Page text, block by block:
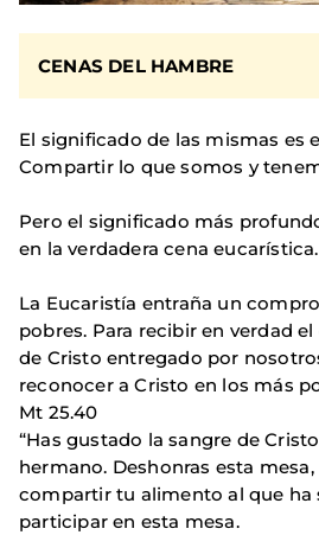
CENAS DEL HAMBRE
El significado de las mismas es
Compartir lo que somos y
Pero el significado más
en la verdadera cena eucarística.
La Eucaristía entraña un
pobres. Para recibir en verdad
de Cristo entregado por
reconocer a Cristo en los más
Mt 25.40
“Has gustado la sangre de
hermano. Deshonras esta
compartir tu alimento al que ha
participar en esta mesa.